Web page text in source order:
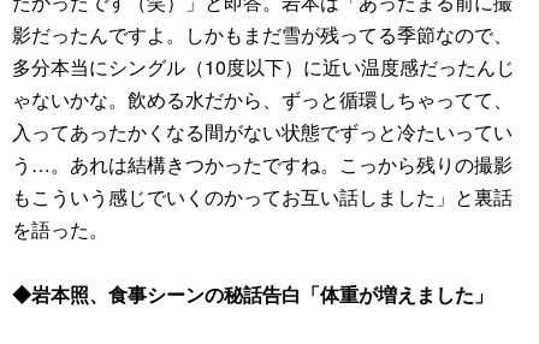
影だったんですよ。しかもまだ雪が残ってる季節なので、
多分本当にシングル（10度以下）に近い温度感だったんじ
ゃないかな。飲める水だから、ずっと循環しちゃってて、
入ってあったかくなる間がない状態でずっと冷たいってい
う…。あれは結構きつかったですね。こっから残りの撮影
もこういう感じでいくのかってお互い話しました」と裏話
を語った。
◆岩本照、食事シーンの秘話告白「体重が増えました」